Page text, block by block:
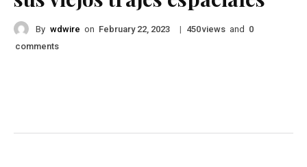
By wdwire on February 22, 2023 | 450views and 0
comments